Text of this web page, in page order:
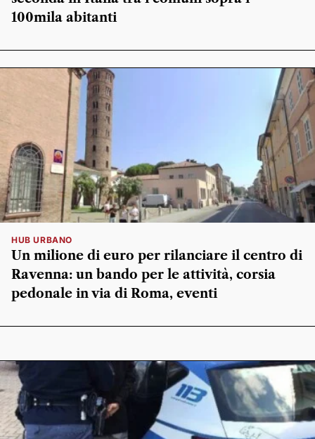
100mila abitanti
HUB URBANO
Un milione di euro per rilanciare il centro di
Ravenna: un bando per le attività, corsia
pedonale in via di Roma, eventi